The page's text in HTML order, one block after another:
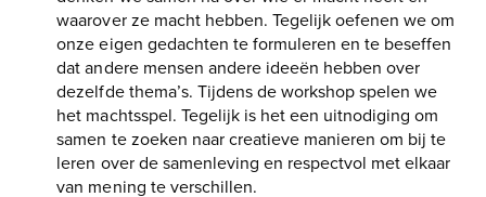
waarover ze macht hebben. Tegelijk oefenen we om
onze eigen gedachten te formuleren en te beseffen
dat andere mensen andere ideeën hebben over
dezelfde thema’s. Tijdens de workshop spelen we
het machtsspel. Tegelijk is het een uitnodiging om
samen te zoeken naar creatieve manieren om bij te
leren over de samenleving en respectvol met elkaar
van mening te verschillen.